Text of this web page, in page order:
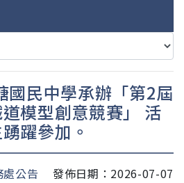
國民中學承辦「第2屆
模型創意競賽」 活
躍參加。
處公告 發佈日期：2026-07-07